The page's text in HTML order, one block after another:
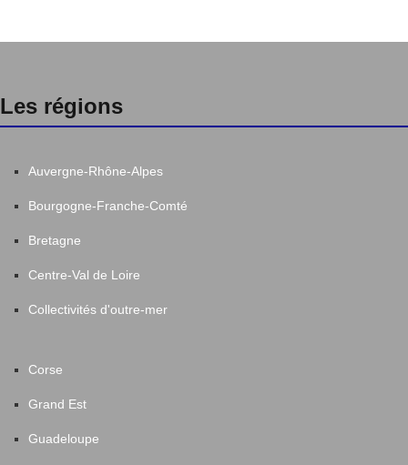
Les régions
Auvergne-Rhône-Alpes
Bourgogne-Franche-Comté
Bretagne
Centre-Val de Loire
Collectivités d'outre-mer
Corse
Grand Est
Guadeloupe